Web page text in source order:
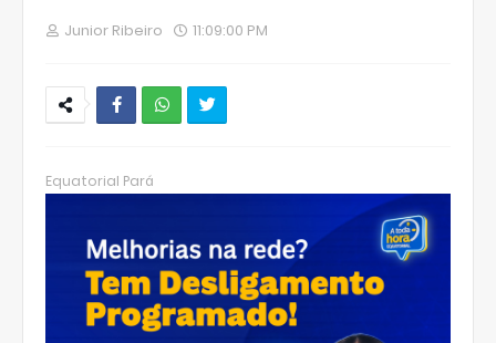
Junior Ribeiro 11:09:00 PM
hats
p
Equatorial Pará